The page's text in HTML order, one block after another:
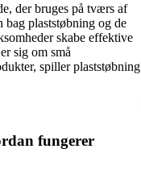
der bruges på tværs af
bag plaststøbning og de
skabe effektive
sig om små
spiller plaststøbning
fungerer